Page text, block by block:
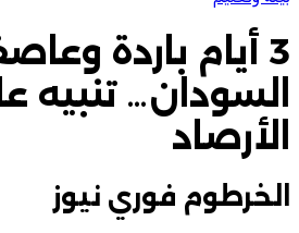
3 أيام باردة
السودان…
الأرصاد
الخرطوم فوري نيوز